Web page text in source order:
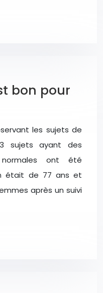
bon pour
les sujets de
sujets ayant des
normales ont été
était de 77 ans et
après un suivi